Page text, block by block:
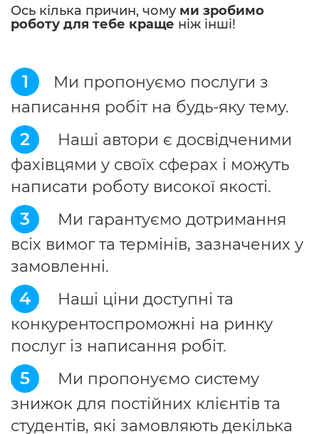
Ось кілька причин, чому ми зробимо
роботу для тебе краще ніж інші!
1
Ми пропонуємо послуги з
написання робіт на будь-яку тему.
2
Наші автори є досвідченими
фахівцями у своїх сферах і можуть
написати роботу високої якості.
3
Ми гарантуємо дотримання
всіх вимог та термінів, зазначених у
замовленні.
4
Наші ціни доступні та
конкурентоспроможні на ринку
послуг із написання робіт.
5
Ми пропонуємо систему
знижок для постійних клієнтів та
студентів, які замовляють декілька